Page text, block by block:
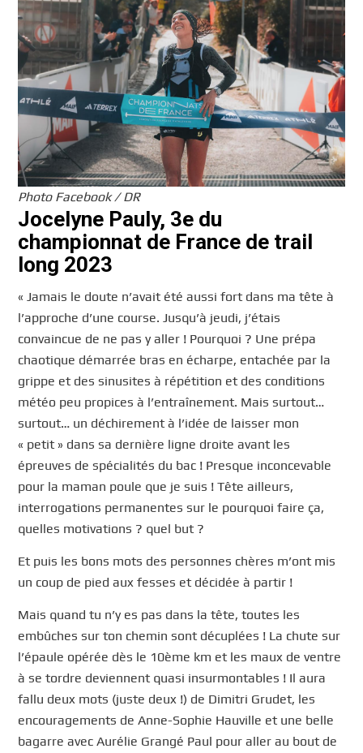
Photo Facebook / DR
Jocelyne Pauly, 3e du
championnat de France de trail
long 2023
« Jamais le doute n’avait été aussi fort dans ma tête à
l’approche d’une course. Jusqu’à jeudi, j’étais
convaincue de ne pas y aller ! Pourquoi ? Une prépa
chaotique démarrée bras en écharpe, entachée par la
grippe et des sinusites à répétition et des conditions
météo peu propices à l’entraînement. Mais surtout…
surtout… un déchirement à l’idée de laisser mon
« petit » dans sa dernière ligne droite avant les
épreuves de spécialités du bac ! Presque inconcevable
pour la maman poule que je suis ! Tête ailleurs,
interrogations permanentes sur le pourquoi faire ça,
quelles motivations ? quel but ?
Et puis les bons mots des personnes chères m’ont mis
un coup de pied aux fesses et décidée à partir !
Mais quand tu n’y es pas dans la tête, toutes les
embûches sur ton chemin sont décuplées ! La chute sur
l’épaule opérée dès le 10ème km et les maux de ventre
à se tordre deviennent quasi insurmontables ! Il aura
fallu deux mots (juste deux !) de Dimitri Grudet, les
encouragements de Anne-Sophie Hauville et une belle
bagarre avec Aurélie Grangé Paul pour aller au bout de